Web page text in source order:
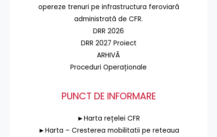
opereze trenuri pe infrastructura feroviară
administrată de CFR.
DRR 2026
DRR 2027 Proiect
ARHIVĂ
Proceduri Operaționale
PUNCT DE INFORMARE
►Harta rețelei CFR
►Harta – Cresterea mobilitatii pe reteaua